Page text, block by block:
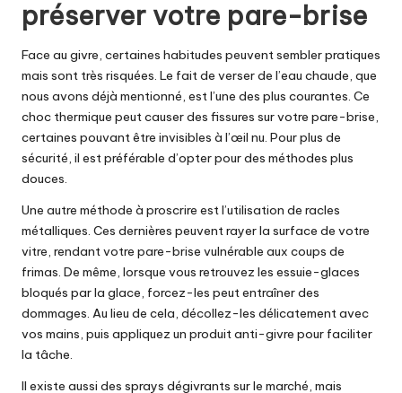
préserver votre pare-brise
Face au givre, certaines habitudes peuvent sembler pratiques
mais sont très risquées. Le fait de verser de l’eau chaude, que
nous avons déjà mentionné, est l’une des plus courantes. Ce
choc thermique peut causer des fissures sur votre pare-brise,
certaines pouvant être invisibles à l’œil nu. Pour plus de
sécurité, il est préférable d’opter pour des méthodes plus
douces.
Une autre méthode à proscrire est l’utilisation de racles
métalliques. Ces dernières peuvent rayer la surface de votre
vitre, rendant votre pare-brise vulnérable aux coups de
frimas. De même, lorsque vous retrouvez les essuie-glaces
bloqués par la glace, forcez-les peut entraîner des
dommages. Au lieu de cela, décollez-les délicatement avec
vos mains, puis appliquez un produit anti-givre pour faciliter
la tâche.
Il existe aussi des sprays dégivrants sur le marché, mais